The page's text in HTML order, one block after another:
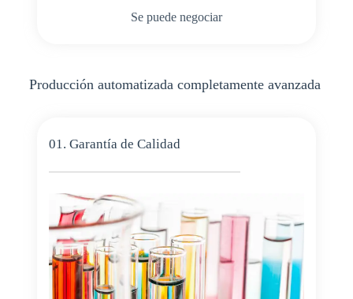
Se puede negociar
Producción automatizada completamente avanzada
01. Garantía de Calidad